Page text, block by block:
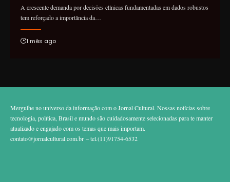
A crescente demanda por decisões clínicas fundamentadas em dados robustos
tem reforçado a importância da…
1 mês ago
Mergulhe no universo da informação com o Jornal Cultural. Nossas notícias sobre
tecnologia, política, Brasil e mundo são cuidadosamente selecionadas para te manter
atualizado e engajado com os temas que mais importam.
contato@jornalcultural.com.br – tel.(11)91754-6532